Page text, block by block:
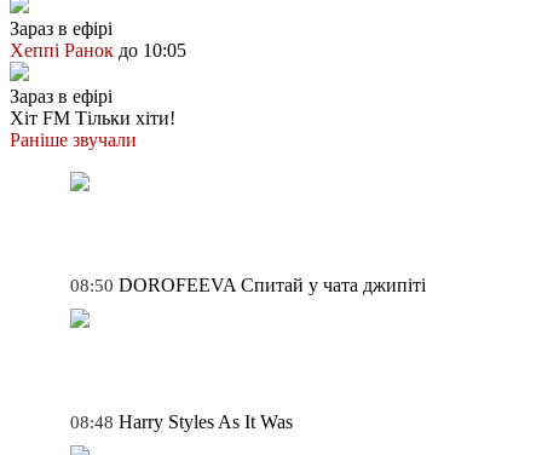
Зараз в ефірі
Хеппі Ранок до 10:05
Зараз в ефірі
Хіт FM Тільки хіти!
Раніше звучали
08:50 DOROFEEVA Спитай у чата джипіті
08:48 Harry Styles As It Was